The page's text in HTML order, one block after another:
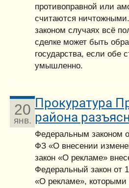
противоправной или
считаются
законом случаях всё
сделке может быть
государства, если обе
умышленно.
20
янв.
Прокуратура
района
Федеральным законом
ФЗ «О внесении
закон «О рекламе»
Федеральный закон от
«О рекламе», которыми